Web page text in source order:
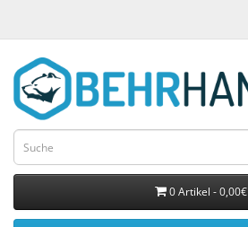
0 Artikel - 0,00€